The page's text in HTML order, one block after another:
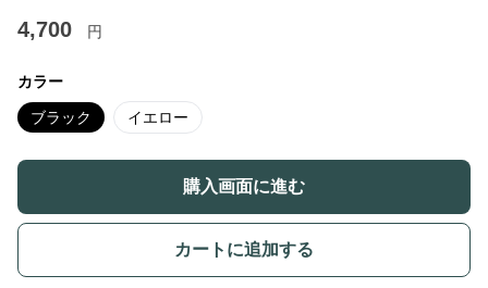
4,700 円
カラー
ブラック イエロー
購入画面に進む
カートに追加する